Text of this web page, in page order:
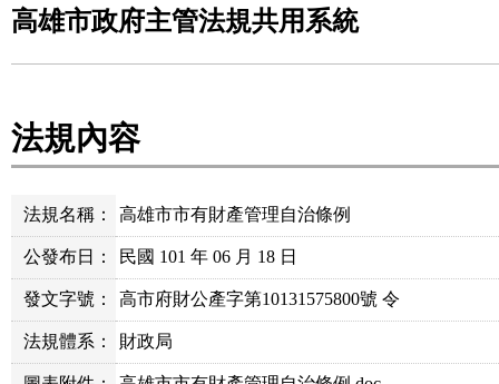
高雄市政府主管法規共用系統
法規內容
法規名稱： 高雄市市有財產管理自治條例
公發布日： 民國 101 年 06 月 18 日
發文字號： 高市府財公產字第10131575800號 令
法規體系： 財政局